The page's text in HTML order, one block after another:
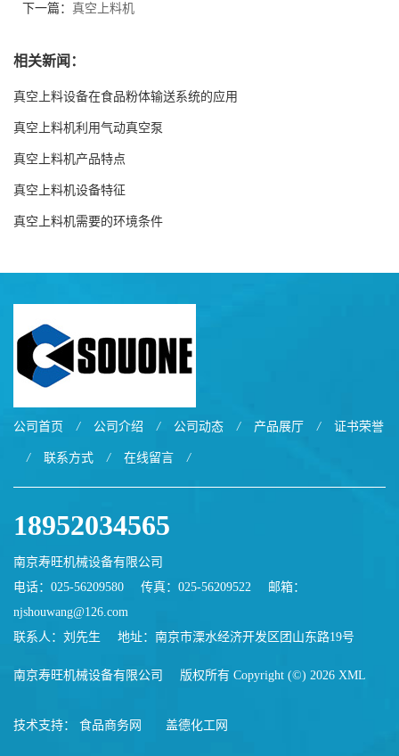
下一篇： 真空上料机
相关新闻：
真空上料设备在食品粉体输送系统的应用
真空上料机利用气动真空泵
真空上料机产品特点
真空上料机设备特征
真空上料机需要的环境条件
公司首页 / 公司介绍 / 公司动态 / 产品展厅 / 证书荣誉
/ 联系方式 / 在线留言 /
18952034565
南京寿旺机械设备有限公司
电话：025-56209580
传真：025-56209522
邮箱：
njshouwang@126.com
联系人：刘先生
地址：南京市溧水经济开发区团山东路19号
南京寿旺机械设备有限公司 版权所有 Copyright (©) 2026 XML
技术支持： 食品商务网 盖德化工网